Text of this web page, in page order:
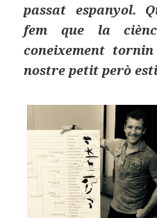
passat espanyol.
fem que la
coneixement
nostre petit però